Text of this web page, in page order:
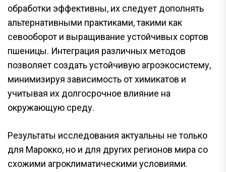
обработки эффективны, их следует дополнять
альтернативными практиками, такими как
севооборот и выращивание устойчивых сортов
пшеницы. Интеграция различных методов
позволяет создать устойчивую агроэкосистему,
минимизируя зависимость от химикатов и
учитывая их долгосрочное влияние на
окружающую среду.
Результаты исследования актуальны не только
для Марокко, но и для других регионов мира со
схожими агроклиматическими условиями.